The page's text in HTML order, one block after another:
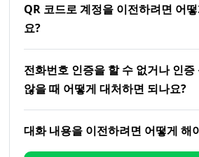
QR 코드로 계정을 이전하려면 어
요?
전화번호 인증을 할 수 없거나 인증
않을 때 어떻게 대처하면 되나요?
대화 내용을 이전하려면 어떻게 해